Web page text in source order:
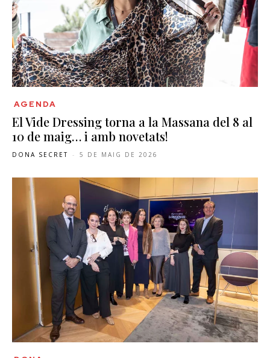
AGENDA
El Vide Dressing torna a la Massana del 8 al
10 de maig… i amb novetats!
DONA SECRET - 5 DE MAIG DE 2026